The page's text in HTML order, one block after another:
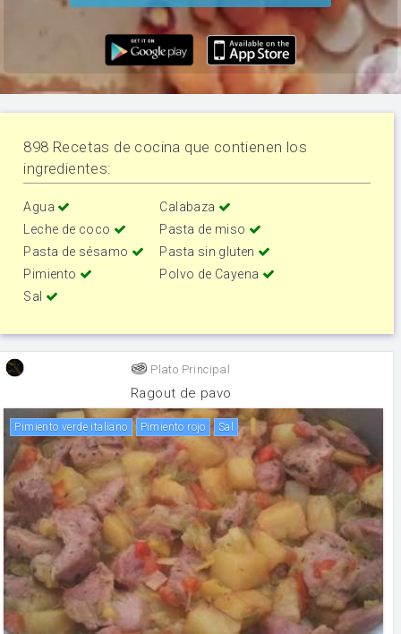
898 Recetas de cocina que contienen los
ingredientes:
Agua
Calabaza
Leche de coco
Pasta de miso
Pasta de sésamo
Pasta sin gluten
Pimiento
Polvo de Cayena
Sal
Plato Principal
Ragout de pavo
Pimiento verde italiano pimiento rojo sal